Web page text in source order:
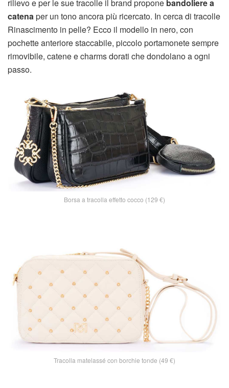
rilievo e per le sue tracolle il brand propone bandoliere a
catenaper un tono ancora più ricercato. In cerca di tracolle
Rinascimento in pelle? Ecco il modello in nero, con
pochette anteriore staccabile, piccolo portamonete sempre
rimovibile, catene e charms dorati che dondolano a ogni
passo.
Borsa a tracolla effetto cocco (129 €)
Tracolla matelassé con borchie tonde (49 €)